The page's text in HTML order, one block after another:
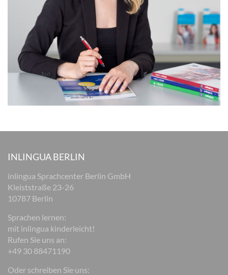
INLINGUA BERLIN
inlingua Sprachcenter Berlin GmbH
Kleiststraße 23-26
10787 Berlin
Sprachen lernen:
mit inlingua kinderleicht!
Rufen Sie uns an:
+49 30 88471190
Oder schreiben Sie uns: